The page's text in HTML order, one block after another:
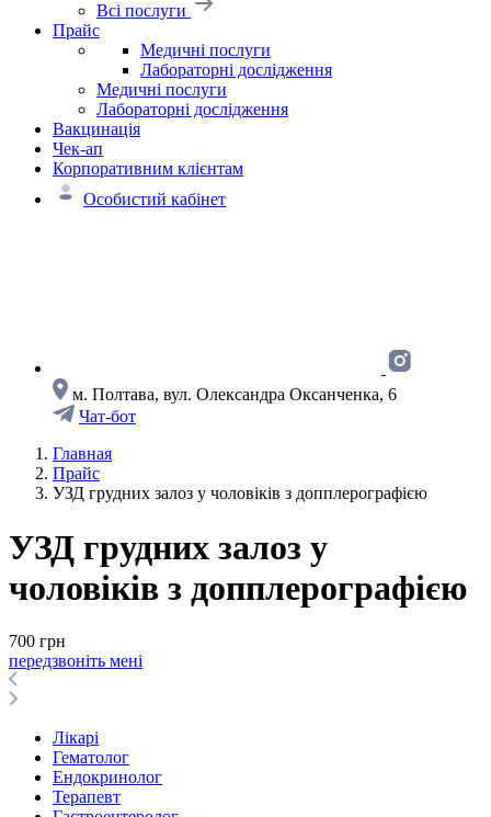
Всі послуги
Прайс
Медичні послуги
Лабораторні дослідження
Медичні послуги
Лабораторні дослідження
Вакцинація
Чек-ап
Корпоративним клієнтам
Особистий кабінет
м. Полтава, вул. Олександра Оксанченка, 6
Чат-бот
Главная
Прайс
УЗД грудних залоз у чоловiкiв з допплерографiєю
УЗД грудних залоз у
чоловiкiв з допплерографiєю
700 грн
передзвоніть мені
Лікарі
Гематолог
Ендокринолог
Терапевт